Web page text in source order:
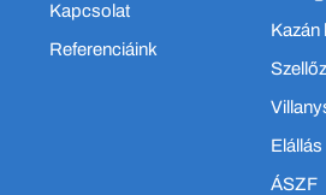
Kapcsolat
Referenciáink
Kazán
Elállás
ÁSZF